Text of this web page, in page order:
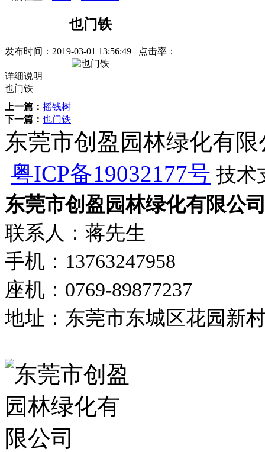
也门铁
发布时间： 2019-03-01 13:56:49 点击率：
详细说明
也门铁
上一篇： 摇钱树
下一篇： 也门铁
东莞市创盈园林绿化有
粤ICP备19032177号 技术
东莞市创盈园林绿化有限公
联系人：蒋先生
手机：13763247958
座机：0769-89877237
地址：东莞市东城区花园新